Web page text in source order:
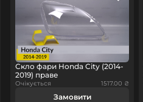
Скло фари Honda City (2014-
2019) праве
Очікується 1517.00 ₴
Замовити